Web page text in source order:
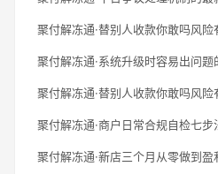
聚付解冻通·替别人收款你敢吗风险
聚付解冻通·系统升级时容易出问题
聚付解冻通·替别人收款你敢吗风险
聚付解冻通·商户日常合规自检七步
聚付解冻通·新店三个月从零做到